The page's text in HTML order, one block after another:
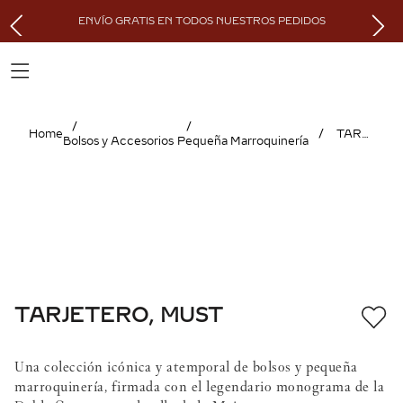
ENVÍO GRATIS EN TODOS NUESTROS PEDIDOS
Bolsos y Accesorios Pequeña Marroquinería
TARJETERO, MUST
TARJETERO, MUST
Una colección icónica y atemporal de bolsos y pequeña
marroquinería, firmada con el legendario monograma de la